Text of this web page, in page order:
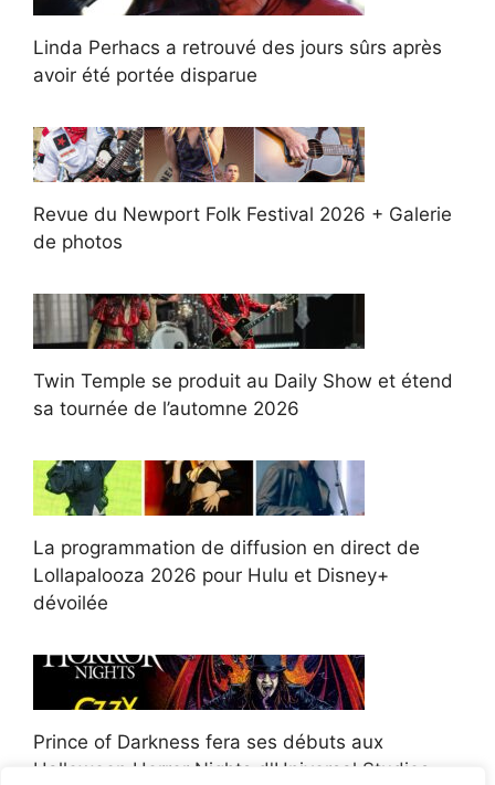
Linda Perhacs a retrouvé des jours sûrs après
avoir été portée disparue
Revue du Newport Folk Festival 2026 + Galerie
de photos
Twin Temple se produit au Daily Show et étend
sa tournée de l’automne 2026
La programmation de diffusion en direct de
Lollapalooza 2026 pour Hulu et Disney+
dévoilée
Prince of Darkness fera ses débuts aux
Halloween Horror Nights d'Universal Studios